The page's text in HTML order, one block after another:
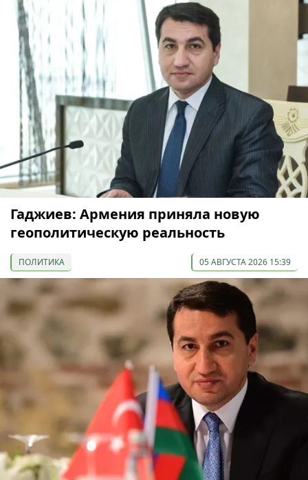
Гаджиев: Армения приняла новую
геополитическую реальность
ПОЛИТИКА 05 АВГУСТА 2026 15:39